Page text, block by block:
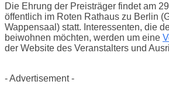
Die Ehrung der Preisträger findet am
öffentlich im Roten Rathaus zu Berlin
Wappensaal) statt. Interessenten, die
beiwohnen möchten, werden um eine
der Website des Veranstalters und
- Advertisement -